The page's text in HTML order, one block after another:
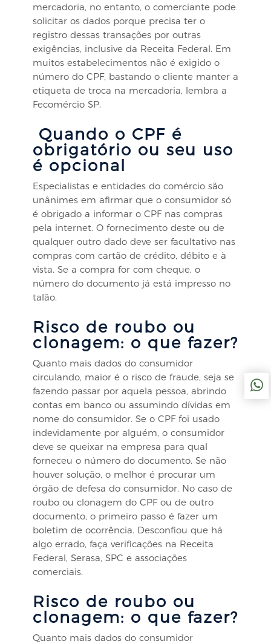
mercadoria, no entanto, o comerciante pode
solicitar os dados porque precisa ter o
registro dessas transações por outras
exigências, inclusive da Receita Federal. Em
muitos estabelecimentos não é exigido o
número do CPF, bastando o cliente manter a
etiqueta de troca na mercadoria, lembra a
Fecomércio SP.
Quando o CPF é
obrigatório ou seu uso
é opcional
Especialistas e entidades do comércio são
unânimes em afirmar que o consumidor só
é obrigado a informar o CPF nas compras
pela internet. O fornecimento deste ou de
qualquer outro dado deve ser facultativo nas
compras com cartão de crédito, débito e à
vista. Se a compra for com cheque, o
número do documento já está impresso no
talão.
Risco de roubo ou
clonagem: o que fazer?
Quanto mais dados do consumidor
circulando, maior é o risco de fraude, seja se
fazendo passar por aquela pessoa, abrindo
contas em banco ou assumindo dívidas em
nome do consumidor. Se o CPF foi usado
indevidamente por alguém, o consumidor
deve se queixar na empresa para qual
forneceu o número do documento. Se não
houver solução, o melhor é procurar um
órgão de defesa do consumidor. No caso de
roubo ou clonagem do CPF ou de outro
documento, o primeiro passo é fazer um
boletim de ocorrência. Desconfiou que há
algo errado, faça verificações na Receita
Federal, Serasa, SPC e associações
comerciais.
Risco de roubo ou
clonagem: o que fazer?
Quanto mais dados do consumidor